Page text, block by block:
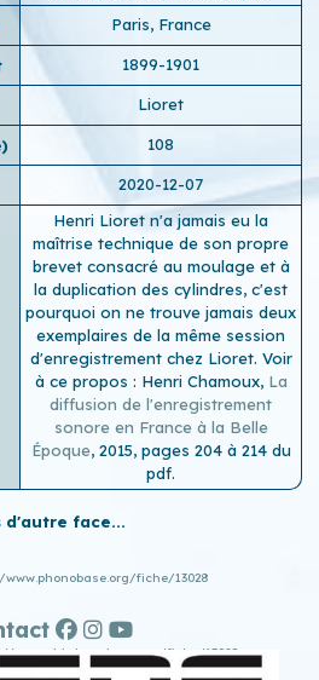
Paris, France
1899-1901
Lioret
108
2020-12-07
Henri Lioret n'a jamais eu la
maîtrise technique de son propre
brevet consacré au moulage et à
la duplication des cylindres, c'est
pourquoi on ne trouve jamais deux
exemplaires de la même session
d'enregistrement chez Lioret. Voir
à ce propos : Henri Chamoux, La
diffusion de l'enregistrement
sonore en France à la Belle
Époque, 2015, pages 204 à 214 du
pdf.
d'autre face...
www.phonobase.org/fiche/13028
www.old.phonobase.org/fiche/13028